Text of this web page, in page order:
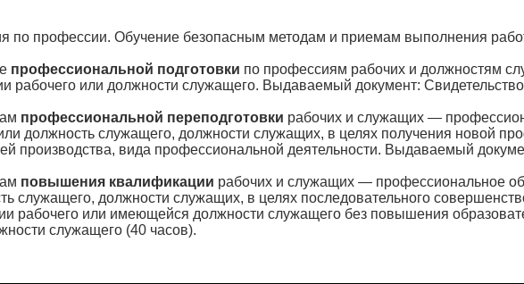
по профессии. Обучение безопасным методам и приемам выполнения
профессиональной подготовки по профессиям рабочих и должностям
рабочего или должности служащего. Выдаваемый документ:
профессиональной переподготовки рабочих и служащих —
должность служащего, должности служащих, в целях получения новой
производства, вида профессиональной деятельности. Выдаваемый
повышения квалификации рабочих и служащих — профессиональное
служащего, должности служащих, в целях последовательного
рабочего или имеющейся должности служащего без повышения
служащего (40 часов).